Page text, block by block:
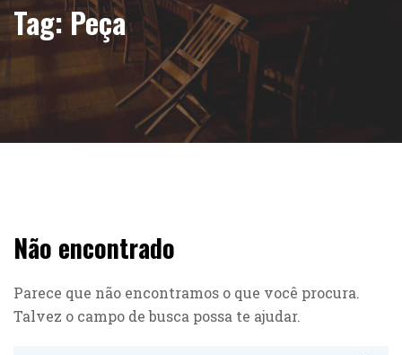
Tag:Peça
Não encontrado
Parece que não encontramos o que você procura.
Talvez o campo de busca possa te ajudar.